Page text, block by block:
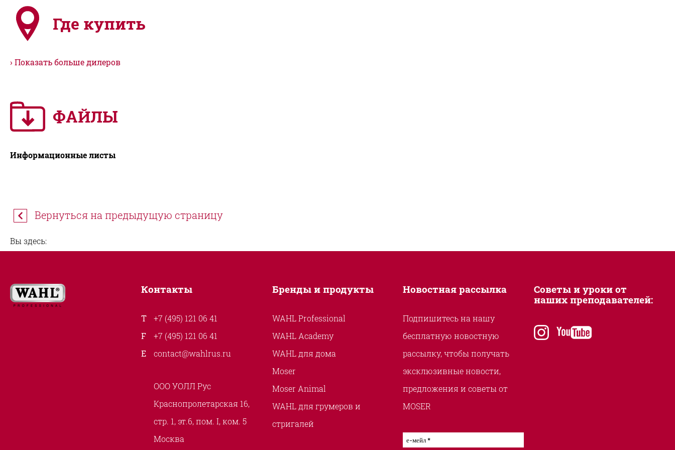
Где купить
Показать больше дилеров
ФАЙЛЫ
Информационные листы
Вернуться на предыдущую страницу
Вы здесь:
Контакты
+7 (495) 121 06 41
+7 (495) 121 06 41
contact@wahlrus.ru
ООО УОЛЛ Рус
Краснопролетарская 16,
стр. 1, эт.6, пом. I, ком. 5
Москва
Бренды и продукты
WAHL Professional
WAHL Academy
WAHL для дома
Moser
Moser Animal
WAHL для грумеров и
стригалей
Новостная рассылка
Подпишитесь на нашу
бесплатную новостную
рассылку, чтобы получать
эксклюзивные новости,
предложения и советы от
MOSER
Советы и уроки от
наших преподавателей:
instagramyoutube